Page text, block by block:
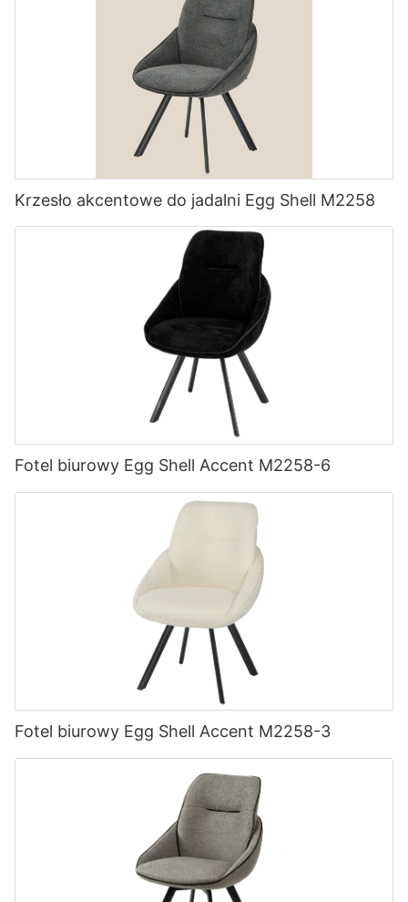
Krzesło akcentowe do jadalni Egg Shell M2258
Fotel biurowy Egg Shell Accent M2258-6
Fotel biurowy Egg Shell Accent M2258-3